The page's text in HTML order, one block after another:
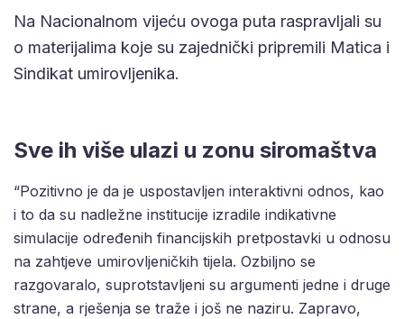
Na Nacionalnom vijeću ovoga puta raspravljali su
o materijalima koje su zajednički pripremili Matica i
Sindikat umirovljenika.
Sve ih više ulazi u zonu siromaštva
“Pozitivno je da je uspostavljen interaktivni odnos, kao
i to da su nadležne institucije izradile indikativne
simulacije određenih financijskih pretpostavki u odnosu
na zahtjeve umirovljeničkih tijela. Ozbiljno se
razgovaralo, suprotstavljeni su argumenti jedne i druge
strane, a rješenja se traže i još ne naziru. Zapravo,